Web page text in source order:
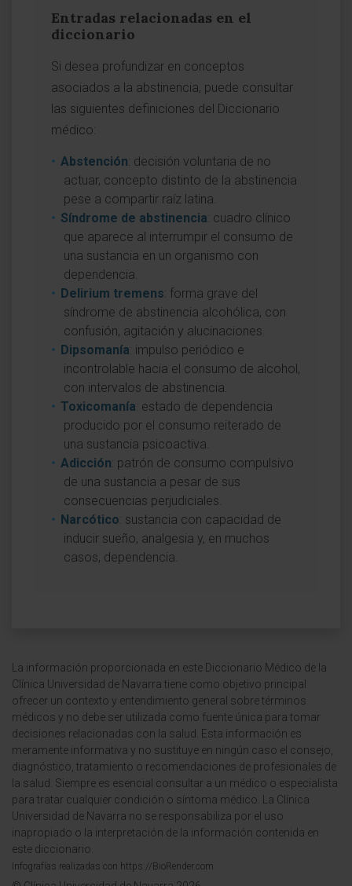
Entradas relacionadas en el
diccionario
Si desea profundizar en conceptos
asociados a la abstinencia, puede consultar
las siguientes definiciones del Diccionario
médico:
Abstención: decisión voluntaria de no
actuar, concepto distinto de la abstinencia
pese a compartir raíz latina.
Síndrome de abstinencia: cuadro clínico
que aparece al interrumpir el consumo de
una sustancia en un organismo con
dependencia.
Delirium tremens: forma grave del
síndrome de abstinencia alcohólica, con
confusión, agitación y alucinaciones.
Dipsomanía: impulso periódico e
incontrolable hacia el consumo de alcohol,
con intervalos de abstinencia.
Toxicomanía: estado de dependencia
producido por el consumo reiterado de
una sustancia psicoactiva.
Adicción: patrón de consumo compulsivo
de una sustancia a pesar de sus
consecuencias perjudiciales.
Narcótico: sustancia con capacidad de
inducir sueño, analgesia y, en muchos
casos, dependencia.
La información proporcionada en este Diccionario Médico de la
Clínica Universidad de Navarra tiene como objetivo principal
ofrecer un contexto y entendimiento general sobre términos
médicos y no debe ser utilizada como fuente única para tomar
decisiones relacionadas con la salud. Esta información es
meramente informativa y no sustituye en ningún caso el consejo,
diagnóstico, tratamiento o recomendaciones de profesionales de
la salud. Siempre es esencial consultar a un médico o especialista
para tratar cualquier condición o síntoma médico. La Clínica
Universidad de Navarra no se responsabiliza por el uso
inapropiado o la interpretación de la información contenida en
este diccionario.
Infografías realizadas con https://BioRender.com